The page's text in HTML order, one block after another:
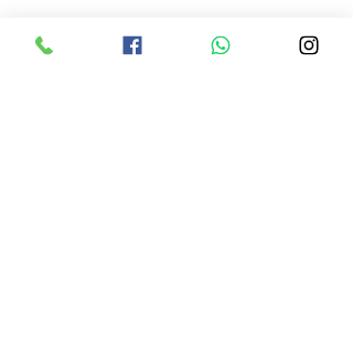
Posts recentes Ver tudo